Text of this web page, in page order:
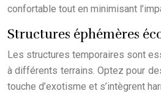
confortable tout en minimisant
Structures éphémères
Les structures temporaires sont
à différents terrains. Optez pour
touche d’exotisme et s’intègrent